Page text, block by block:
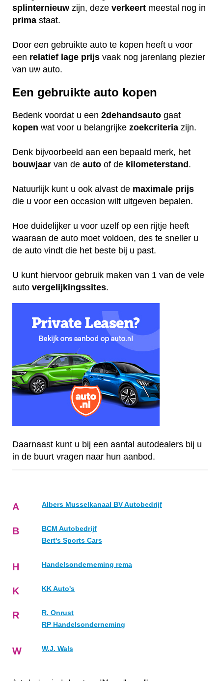
splinternieuw zijn, deze verkeert meestal nog in
prima staat.
Door een gebruikte auto te kopen heeft u voor
een relatief lage prijs vaak nog jarenlang plezier
van uw auto.
Een gebruikte auto kopen
Bedenk voordat u een 2dehandsauto gaat
kopen wat voor u belangrijke zoekcriteria zijn.
Denk bijvoorbeeld aan een bepaald merk, het
bouwjaar van de auto of de kilometerstand.
Natuurlijk kunt u ook alvast de maximale prijs
die u voor een occasion wilt uitgeven bepalen.
Hoe duidelijker u voor uzelf op een rijtje heeft
waaraan de auto moet voldoen, des te sneller u
de auto vindt die het beste bij u past.
U kunt hiervoor gebruik maken van 1 van de vele
auto vergelijkingssites.
Daarnaast kunt u bij een aantal autodealers bij u
in de buurt vragen naar hun aanbod.
A Albers Musselkanaal BV Autobedrijf
B
BCM Autobedrijf
Bert's Sports Cars
H Handelsonderneming rema
K KK Auto's
R
R. Onrust
RP Handelsonderneming
W W.J. Wals